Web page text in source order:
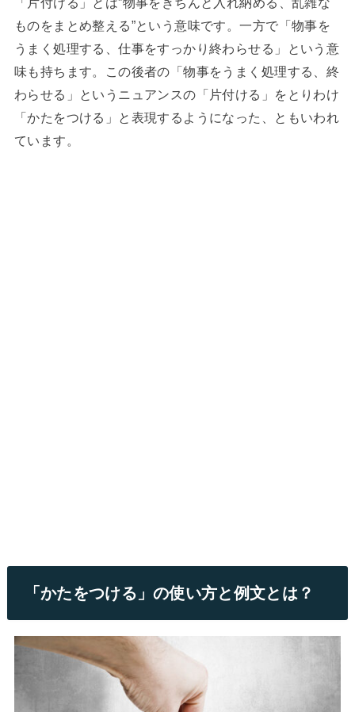
ものをまとめ整える”という意味です。一方で「物事を
うまく処理する、仕事をすっかり終わらせる」という意
味も持ちます。この後者の「物事をうまく処理する、終
わらせる」というニュアンスの「片付ける」をとりわけ
「かたをつける」と表現するようになった、ともいわれ
ています。
「かたをつける」の使い方と例文とは？